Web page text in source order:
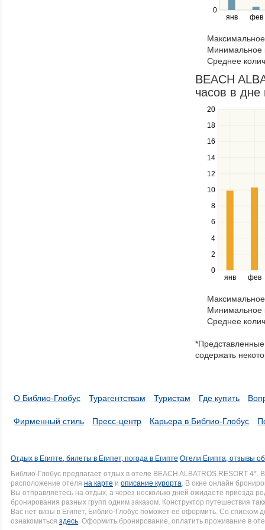
янв фев
0
right
navigate
through
items
in
a
series.
Минимальное
Среднее
BEACH
часов в дне
янв фев
0
2
4
6
8
10
12
14
16
18
20
Use
the
and
down
to
navigate
series.
Use
the
and
right
navigate
through
items
a
series.
Минимальное
Среднее
содержать
О Библио-Глобус Турагентствам Туристам Где купить
Фирменный стиль Пресс-центр Карьера в Библио-Глобус
Отдых в Египте, билеты в Египет, погода в Египте Отели Египта, отзывы
Библио-Глобус предлагает отдых в отеле BEACH ALBATROS RESORT
расположение отеля на карте и описание курорта. В окне онлайн
Вы отправляетесь на отдых, а через несколько дней ожидаете приезда
бронирования разных групп одним заказом. Конструктор путешествия
Вас нет визы в Египет, Библио-Глобус поможет её оформить. Со
ознакомиться здесь. Оформить бронирование, оплатить проживание в